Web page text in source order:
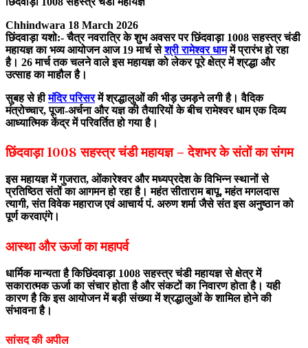
Chhindwara 18 March 2026
छिंदवाड़ा यशो:-चैत्र नवरात्रि के शुभ अवसर पर छिंदवाड़ा 1008 सहस्त्र चंडी
महायज्ञ का भव्य आयोजन आज 19 मार्च सेश्री रामेश्वर धाममें प्रारंभ हो रहा
है। 26 मार्च तक चलने वाले इस महायज्ञ को लेकर पूरे क्षेत्र में श्रद्धा और
उत्साह का माहौल है।
सुबह से हीमंदिर परिसरमें श्रद्धालुओं की भीड़ उमड़ने लगी है। वैदिक
मंत्रोच्चार, पूजा-अर्चना और यज्ञ की तैयारियों के बीच रामेश्वर धाम एक दिव्य
आध्यात्मिक केंद्र में परिवर्तित हो गया है।
छिंदवाड़ा 1008 सहस्त्र चंडी महायज्ञ – देशभर के संतों का संगम
इस महायज्ञ में गुजरात, ओंकारेश्वर और मध्यप्रदेश के विभिन्न स्थानों से
प्रतिष्ठित संतों का आगमन हो रहा है। महंत सीताराम बापू, महंत मगलदास
त्यागी, संत विवेक महाराज एवं आचार्य पं. अरुण शर्मा जैसे संत इस अनुष्ठान को
पूर्ण करवाएंगे।
आस्था और ऊर्जा का महापर्व
धार्मिक मान्यता है किछिंदवाड़ा 1008 सहस्त्र चंडी महायज्ञ से क्षेत्र में
सकारात्मक ऊर्जा का संचार होता है और संकटों का निवारण होता है। यही
कारण है कि इस आयोजन में बड़ी संख्या में श्रद्धालुओं के शामिल होने की
संभावना है।
सांसद की अपील